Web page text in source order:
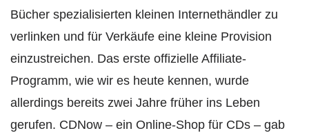
Bücher spezialisierten kleinen Internethändler zu
verlinken und für Verkäufe eine kleine Provision
einzustreichen. Das erste offizielle Affiliate-
Programm, wie wir es heute kennen, wurde
allerdings bereits zwei Jahre früher ins Leben
gerufen. CDNow – ein Online-Shop für CDs – gab